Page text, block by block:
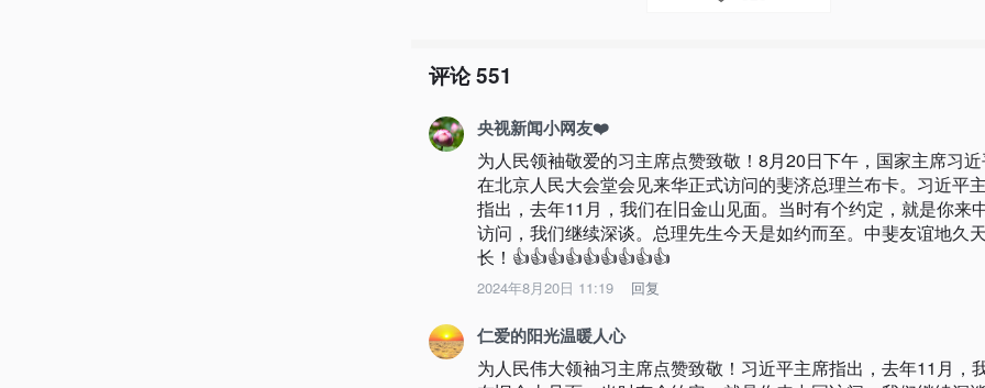
评论551
央视新闻小网友❤️
为人民领袖敬爱的习主席点赞致敬！8月20日下午，国家主席习
在北京人民大会堂会见来华正式访问的斐济总理兰布卡。习近平
指出，去年11月，我们在旧金山见面。当时有个约定，就是你来
访问，我们继续深谈。总理先生今天是如约而至。中斐友谊地久
长！👍👍👍👍👍👍👍👍👍
2024年8月20日 11:19 回复
仁爱的阳光温暖人心
为人民伟大领袖习主席点赞致敬！习近平主席指出，去年11月，